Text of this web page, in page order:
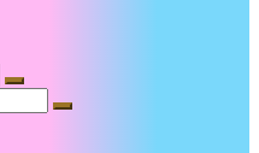
Suche
Suche